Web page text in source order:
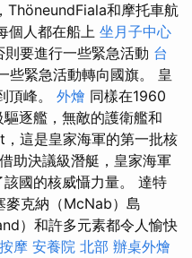
ThöneundFiala和摩托車航
個人都在船上 坐月子中心
要進行一些緊急活動 台
些緊急活動轉向國旗。 皇
頂峰。 外燴 同樣在1960
逐艦，無敵的護衛艦和
這是皇家海軍的第一批核
借助決議級潛艇，皇家海軍
國的核威懾力量。 達特
克納（McNab）島
）和許多元素都令人愉快
摩 安養院 北部 辦桌外燴